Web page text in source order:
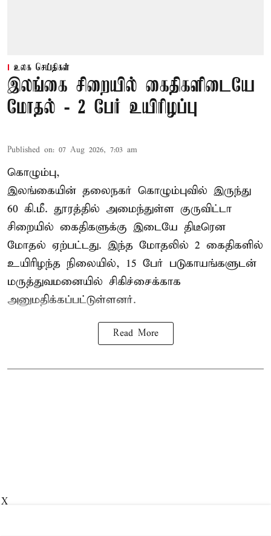
உலக செய்திகள்
இலங்கை சிறையில் கைதிகளிடையே
மோதல் - 2 பேர் உயிரிழப்பு
Published on: 07 Aug 2026, 7:03 am
கொழும்பு,
இலங்கையின் தலைநகர் கொழும்புவில் இருந்து
60 கி.மீ. தூரத்தில் அமைந்துள்ள குருவிட்டா
சிறையில் கைதிகளுக்கு இடையே திடீரென
மோதல் ஏற்பட்டது. இந்த மோதலில் 2 கைதிகளில்
உயிரிழந்த நிலையில், 15 பேர் படுகாயங்களுடன்
மருத்துவமனையில் சிகிச்சைக்காக
அனுமதிக்கப்பட்டுள்ளனர்.
Read More
X